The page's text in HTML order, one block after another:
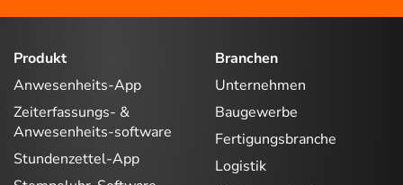
Produkt
Anwesenheits-App
Zeiterfassungs- &
Anwesenheits-software
Stundenzettel-App
Branchen
Unternehmen
Baugewerbe
Fertigungsbranche
Logistik